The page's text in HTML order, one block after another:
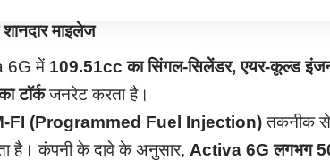
माइलेज
6G में 109.51cc का सिंगल-सिलेंडर, एयर-कूल्ड
टॉर्कजनरेट करता है।
FI (Programmed Fuel Injection)तकनीक
है। कंपनी के दावे के अनुसार, Activa 6G लगभग